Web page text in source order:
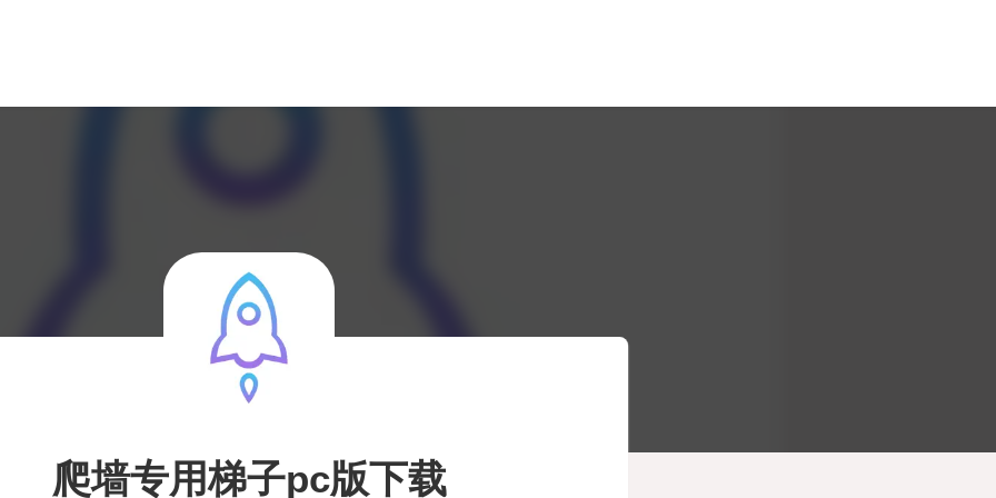
爬墙专用梯子pc版下载